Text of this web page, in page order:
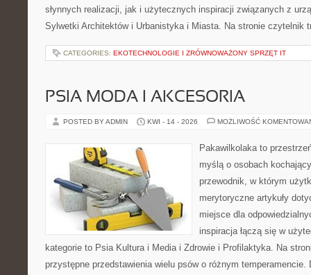
słynnych realizacji, jak i użytecznych inspiracji związanych z
Sylwetki Architektów i Urbanistyka i Miasta. Na stronie czytelnik
CATEGORIES: EKOTECHNOLOGIE I ZRÓWNOWAŻONY SPRZĘT IT
PSIA MODA I AKCESORIA
POSTED BY ADMIN KWI - 14 - 2026 MOŻLIWOŚĆ
Pakawilkolaka to
myślą o osobach
przewodnik, w którym
merytoryczne artykuły
miejsce dla
inspiracja łączą się w
kategorie to Psia Kultura i Media i Zdrowie i Profilaktyka. Na
przystępne przedstawienia wielu psów o różnym